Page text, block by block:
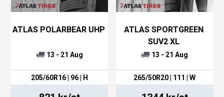
Rolig info om Atlas däck
Utöver distribution av däck så erbjuder Atlas
däck även andra tjänster som montering av däck,
kompletta däck.
ATLAS POLARBEAR UHP
13 - 21 Aug
205/60R16 | 96 | H
ATLAS SPORTGREEN
SUV2 XL
13 - 21 Aug
265/50R20 | 111 | W